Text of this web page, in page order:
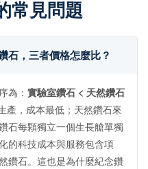
常見問題
石，三者價格怎麼比？
為： 實驗室鑽石 < 天然鑽石
產，成本最低；天然鑽石來
石每顆獨立一個生長艙單獨
的科技成本與服務包含項
鑽石。這也是為什麼紀念鑽